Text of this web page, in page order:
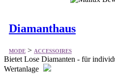
Diamanthaus
MODE > ACCESSOIRES
Bietet Lose Diamanten - für
Wertanlage